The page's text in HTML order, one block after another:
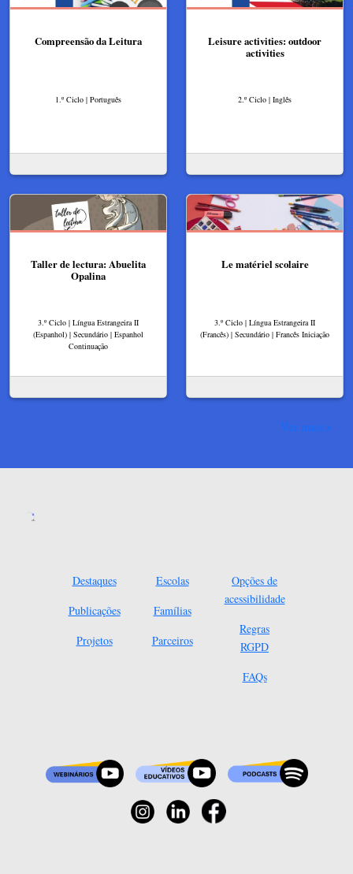
Compreensão da Leitura
1.º Ciclo | Português
Leisure activities: outdoor
activities
2.º Ciclo | Inglês
Taller de lectura: Abuelita
Opalina
3.º Ciclo | Língua Estrangeira II
(Espanhol) | Secundário | Espanhol
Continuação
Le matériel scolaire
3.º Ciclo | Língua Estrangeira II
(Francês) | Secundário | Francês Iniciação
Ver mais
Destaques
Publicações
Projetos
Escolas
Famílias
Parceiros
Opções de
acessibilidade
Regras
RGPD
FAQs